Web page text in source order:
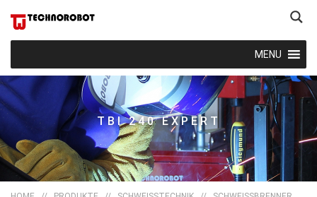
MENU
TBI 240 EXPERT